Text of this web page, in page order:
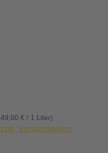
€ / 1 Liter)
Versandkosten